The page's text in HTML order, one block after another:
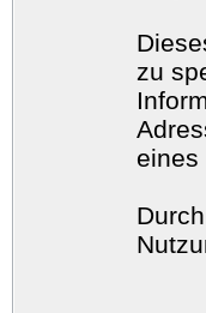
zu
eines